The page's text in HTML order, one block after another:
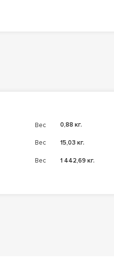
Вес 0,88 кг.
Вес 15,03 кг.
Вес 1 442,69 кг.